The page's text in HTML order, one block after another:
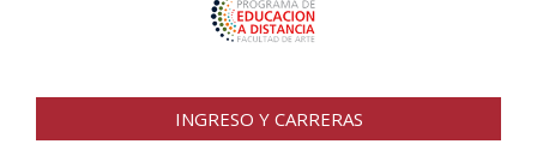
INGRESO Y CARRERAS